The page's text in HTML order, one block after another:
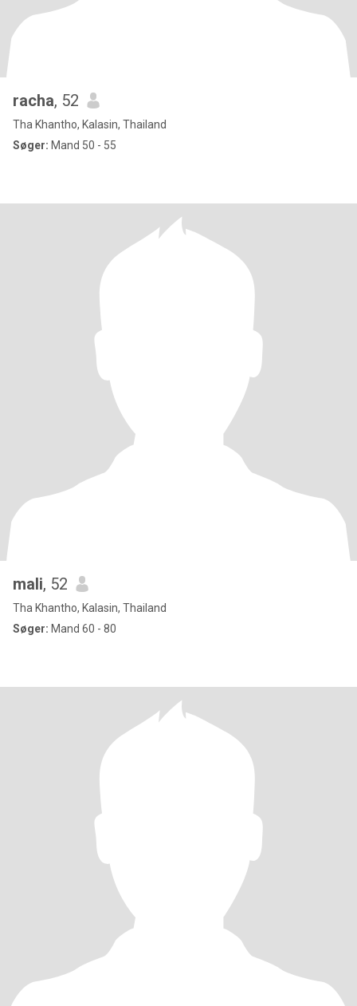
racha, 52
Tha Khantho, Kalasin, Thailand
Søger: Mand 50 - 55
mali, 52
Tha Khantho, Kalasin, Thailand
Søger: Mand 60 - 80